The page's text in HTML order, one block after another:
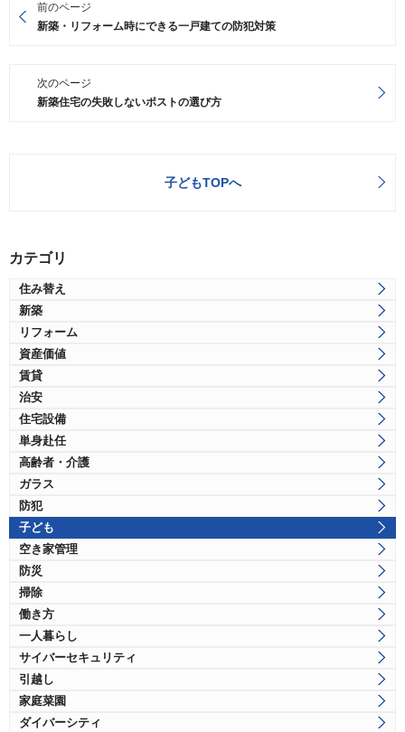
前のページ
新築・リフォーム時にできる一戸建ての防犯対策
次のページ
新築住宅の失敗しないポストの選び方
子どもTOPへ
カテゴリ
住み替え
新築
リフォーム
資産価値
賃貸
治安
住宅設備
単身赴任
高齢者・介護
ガラス
防犯
子ども
空き家管理
防災
掃除
働き方
一人暮らし
サイバーセキュリティ
引越し
家庭菜園
ダイバーシティ